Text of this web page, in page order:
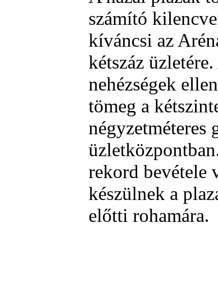
számító
kíváncsi az
kétszáz
nehézségek
tömeg a
négyzetméteres
rekord bevétele
készülnek a
előtti rohamára.